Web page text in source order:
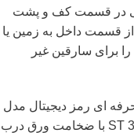
در قسمت کف و پشت
از قسمت داخل به زمین یا
برای سارقین غیر
ای رمز دیجیتال مدل
30 EF ، درب و بدنه ورق فولادی از جنس ST 37 با ضخامت ورق درب